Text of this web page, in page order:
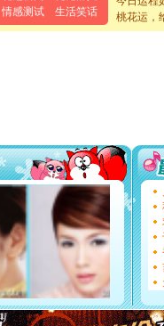
情感测试
生活笑话
[元旦]当
泣，这痛
卖了。水
你太多，
要平安
[圣诞节]
能正大
都要快乐
[圣诞节]
如意,快
[元旦]
断电。
你是我
[元旦]如
起；二是
桃花运，